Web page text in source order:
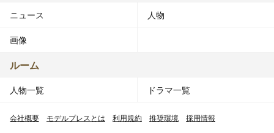
ニュース 人物
画像
ルーム
人物一覧 ドラマ一覧
会社概要 モデルプレスとは 利用規約 推奨環境 採用情報